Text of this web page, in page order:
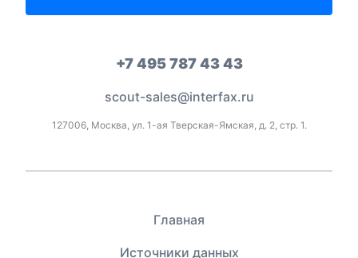
+7 495 787 43 43
scout-sales@interfax.ru
127006, Москва, ул. 1-ая Тверская-Ямская, д. 2, стр. 1.
Главная
Источники данных